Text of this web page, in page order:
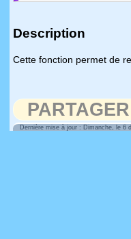
Description
Cette fonction permet de
Dernière mise à jour : Dimanche, le 6